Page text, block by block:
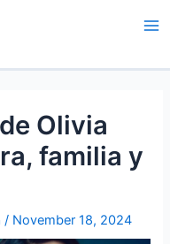
Olivia
familia y
/ November 18, 2024